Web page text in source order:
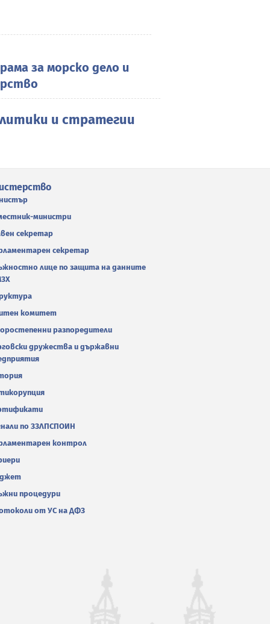
за морско дело и
и стратегии
министри
секретар
секретар
лице по защита на данните
комитет
разпоредители
дружества и държавни
по ЗЗЛПСПОИН
контрол
процедури
от УС на ДФЗ